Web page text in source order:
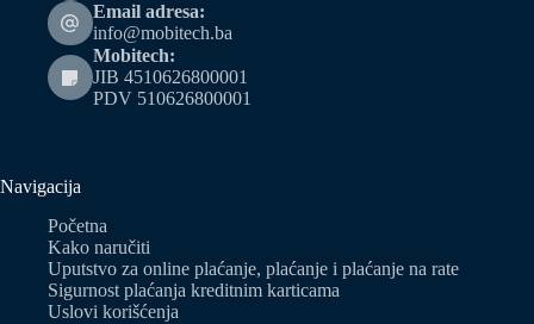
Email adresa:
info@mobitech.ba
Mobitech:
JIB 4510626800001
PDV 510626800001
Navigacija
Početna
Kako naručiti
Uputstvo za online plaćanje, plaćanje i plaćanje na rate
Sigurnost plaćanja kreditnim karticama
Uslovi korišćenja